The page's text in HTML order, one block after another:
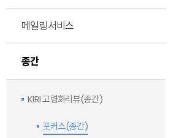
메일링서비스
종간
KIRI 고령화리뷰(종간)
포커스(종간)